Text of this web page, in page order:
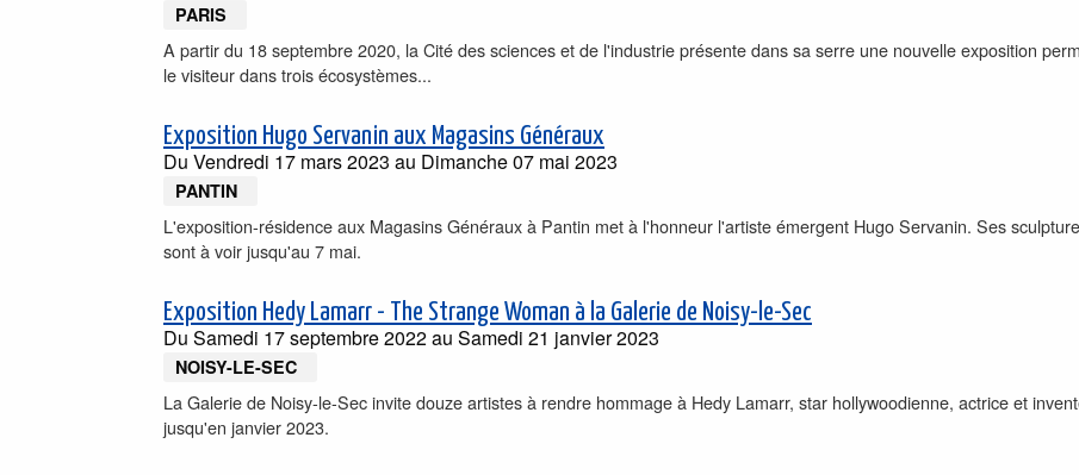
PARIS
A partir du 18 septembre 2020, la Cité des sciences et de l'industrie présente dans sa serre une nouvelle exposition
le visiteur dans trois écosystèmes...
Exposition Hugo Servanin aux Magasins Généraux
Du Vendredi 17 mars 2023 au Dimanche 07 mai 2023
PANTIN
L'exposition-résidence aux Magasins Généraux à Pantin met à l'honneur l'artiste émergent Hugo Servanin. Ses
sont à voir jusqu'au 7 mai.
Exposition Hedy Lamarr - The Strange Woman à la Galerie de Noisy-le-Sec
Du Samedi 17 septembre 2022au Samedi 21 janvier 2023
NOISY-LE-SEC
La Galerie de Noisy-le-Sec invite douze artistes à rendre hommage à Hedy Lamarr, star hollywoodienne, actrice et
jusqu'en janvier 2023.